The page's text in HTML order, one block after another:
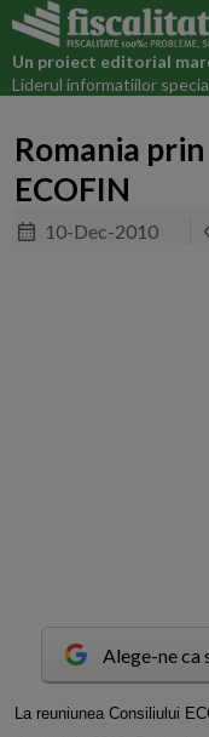
Un proiect editorial
Liderul informatiilor
Romania
ECOFIN
10-Dec-2010
Alege-ne ca
La reuniunea Consiliului